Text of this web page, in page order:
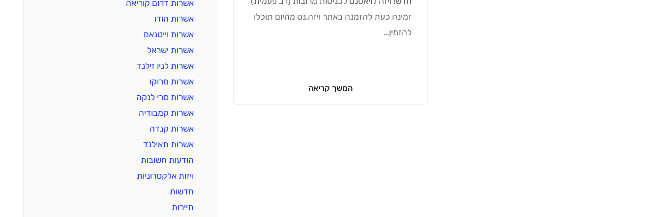
זמינה כעת להזמנה באתר ויזה.נט מהיום תוכלו
להזמין...
המשך קריאה
אשרות דרום קוריאה
אשרות הודו
אשרות וייטנאם
אשרות ישראל
אשרות לניו זילנד
אשרות מרוקו
אשרות סרי לנקה
אשרות קמבודיה
אשרות קנדה
אשרות תאילנד
הודעות חשובות
ויזות אלקטרוניות
חדשות
תיירות